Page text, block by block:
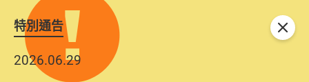
特別通告
2026.06.29
關閉